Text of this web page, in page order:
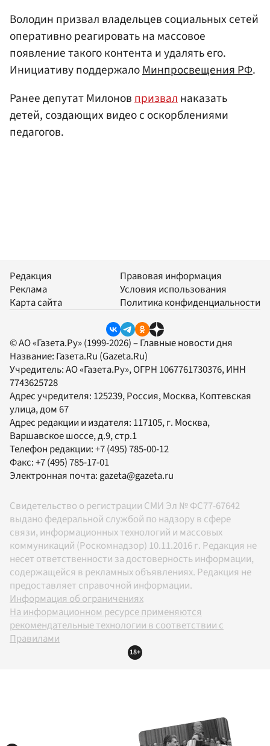
Володин призвал владельцев социальных сетей
оперативно реагировать на массовое
появление такого контента и удалять его.
Инициативу поддержалоМинпросвещения РФ.
Ранее депутат Милоновпризвалнаказать
детей, создающих видео с оскорблениями
педагогов.
Редакция
Реклама
Карта сайта
Правовая информация
Условия использования
Политика конфиденциальности
© АО «Газета.Ру» (1999-2026) – Главные новости дня
Название: Газета.Ru (Gazeta.Ru)
Учредитель:АО «Газета.Ру», ОГРН 1067761730376, ИНН
7743625728
Адрес учредителя: 125239, Россия, Москва, Коптевская
улица, дом 67
Адрес редакции и издателя: 117105, г. Москва,
Варшавское шоссе, д.9, стр.1
Телефон редакции:+7 (495) 785-00-12
Факс:+7 (495) 785-17-01
Электронная почта: gazeta@gazeta.ru
Свидетельство о регистрации СМИ Эл № ФС77-67642
выдано федеральной службой по надзору в сфере
связи, информационных технологий и массовых
коммуникаций (Роскомнадзор) 10.11.2016 г. Редакция не
несет ответственности за достоверность информации,
содержащейся в рекламных объявлениях. Редакция не
предоставляет справочной информации.
Информация об ограничениях
На информационном ресурсе применяются
рекомендательные технологии в соответствии с
Правилами
18+